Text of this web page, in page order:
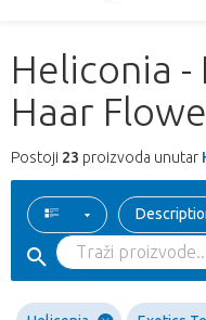
Heliconia -
Haar
Postoji 23 proizvoda unutar